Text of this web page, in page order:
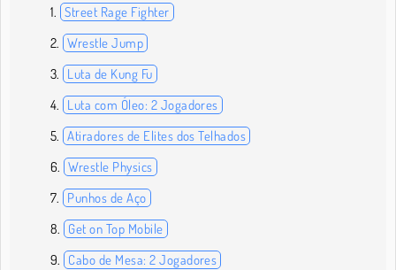
Street Rage Fighter
Wrestle Jump
Luta de Kung Fu
Luta com Óleo: 2 Jogadores
Atiradores de Elites dos Telhados
Wrestle Physics
Punhos de Aço
Get on Top Mobile
Cabo de Mesa: 2 Jogadores